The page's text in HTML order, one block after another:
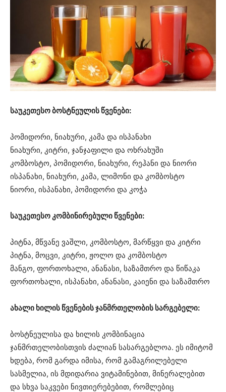
საუკეთესო ბოსტნეულის წვენები:
პომიდორი, ნიახური, კამა და ისპანახი
ნიახური, კიტრი, ჯანჯაფილი და ოხრახუში
კომბოსტო, პომიდორი, ნიახური, რეჰანი და ნიორი
ისპანახი, ნიახური, კამა, ლიმონი და კომბოსტო
ნიორი, ისპანახი, პომიდორი და კოჭა
საუკეთესო კომბინირებული წვენები:
პიტნა, მწვანე ვაშლი, კომბოსტო, მარწყვი და კიტრი
პიტნა, მოცვი, კიტრი, ჟოლო და კომბოსტო
მანგო, ფორთოხალი, ანანასი, საზამთრო და წიწაკა
ფორთოხალი, ისპანახი, ანანასი, კაიენი და საზამთრო
ახალი ხილის წვენების ჯანმრთელობის სარგებელი:
ბოსტნეულისა და ხილის კომბინაცია
ჯანმრთელობისთვის ძალიან სასარგებლოა. ეს იმიტომ
ხდება, რომ გარდა იმისა, რომ გამაგრილებელი
სასმელია, ის მდიდარია ვიტამინებით, მინერალებით
და სხვა საკვები ნივთიერებებით, რომლებიც